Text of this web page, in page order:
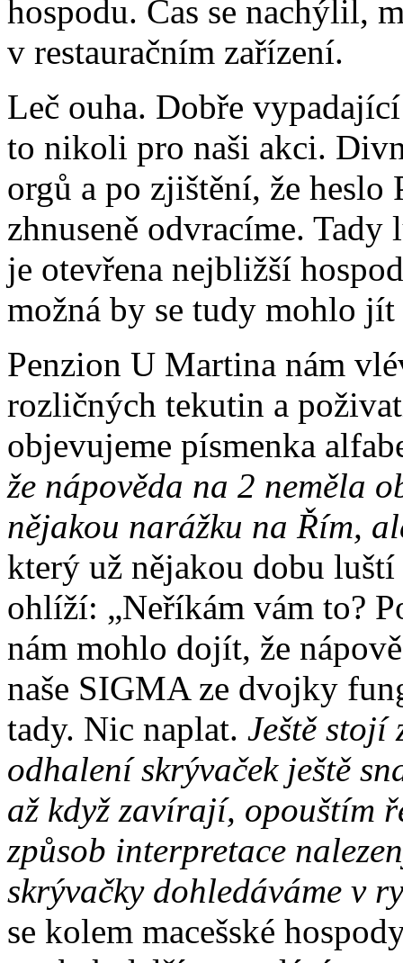
hospodu. Čas se nachýlil,
v restauračním zařízení.
Leč ouha. Dobře
to nikoli pro naši akci.
orgů a po zjištění, že heslo
zhnuseně odvracíme.
je otevřena nejbližší
možná by se tudy mohlo
Penzion U Martina nám
rozličných tekutin a
objevujeme písmenka
že nápověda na 2 neměla
nějakou narážku na Řím,
který už nějakou dobu
ohlíží: „Neříkám vám to?
nám mohlo dojít, že
naše SIGMA ze dvojky
tady. Nic naplat. Ještě stojí
odhalení skrývaček ještě
až když zavírají, opouštím
způsob interpretace
skrývačky dohledáváme v
se kolem macešské